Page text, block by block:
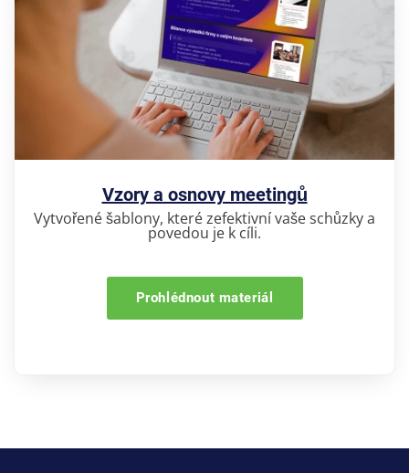
Vzory a osnovy meetingů
Vytvořené šablony, které zefektivní vaše schůzky a
povedou je k cíli.
Prohlédnout materiál